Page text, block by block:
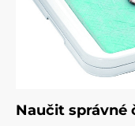
Naučit správné